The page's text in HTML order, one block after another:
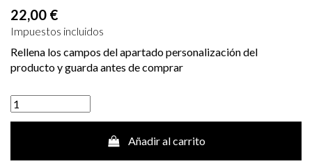
22,00 €
Impuestos incluidos
Rellena los campos del apartado personalización del
producto y guarda antes de comprar
Añadir al carrito